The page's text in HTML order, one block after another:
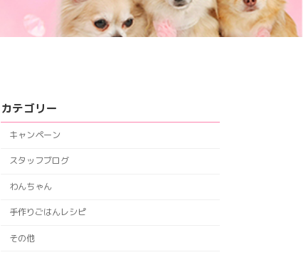
カテゴリー
キャンペーン
スタッフブログ
わんちゃん
手作りごはんレシピ
その他